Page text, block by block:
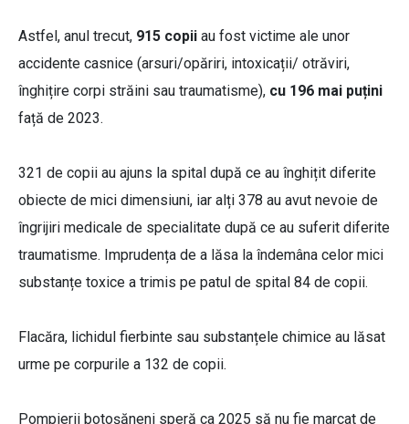
Astfel, anul trecut, 915 copii au fost victime ale unor
accidente casnice (arsuri/opăriri, intoxicații/ otrăviri,
înghițire corpi străini sau traumatisme), cu 196 mai puțini
față de 2023.
321 de copii au ajuns la spital după ce au înghițit diferite
obiecte de mici dimensiuni, iar alți 378 au avut nevoie de
îngrijiri medicale de specialitate după ce au suferit diferite
traumatisme. Imprudența de a lăsa la îndemâna celor mici
substanțe toxice a trimis pe patul de spital 84 de copii.
Flacăra, lichidul fierbinte sau substanțele chimice au lăsat
urme pe corpurile a 132 de copii.
Pompierii botoșăneni speră ca 2025 să nu fie marcat de